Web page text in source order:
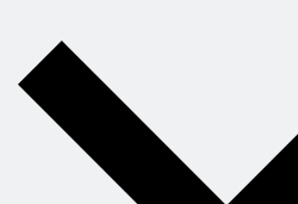
Добавить комментарий
Каталог рецептов